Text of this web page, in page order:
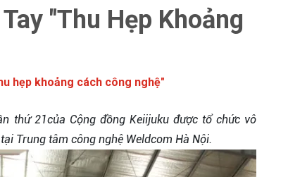
"Thu Hẹp Khoảng
hẹp khoảng cách công nghệ"
thứ 21của Cộng đồng Keiijuku được tổ chức vô
Trung tâm công nghệ Weldcom Hà Nội.